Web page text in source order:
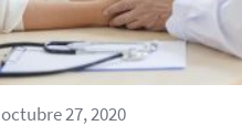
octubre 27, 2020